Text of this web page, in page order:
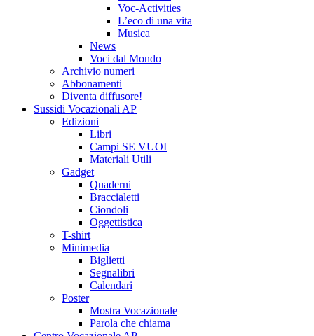
Voc-Activities
L’eco di una vita
Musica
News
Voci dal Mondo
Archivio numeri
Abbonamenti
Diventa diffusore!
Sussidi Vocazionali AP
Edizioni
Libri
Campi SE VUOI
Materiali Utili
Gadget
Quaderni
Braccialetti
Ciondoli
Oggettistica
T-shirt
Minimedia
Biglietti
Segnalibri
Calendari
Poster
Mostra Vocazionale
Parola che chiama